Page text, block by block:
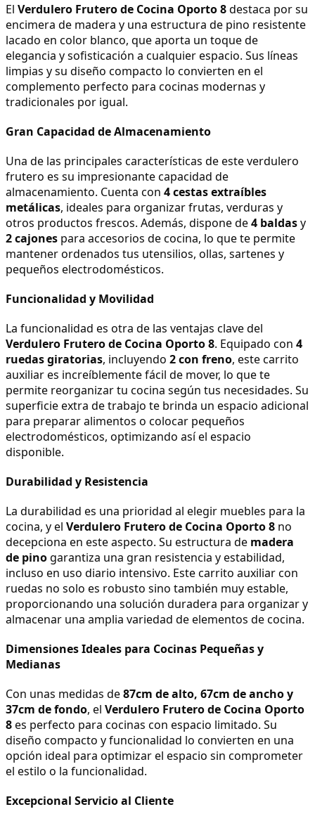
El Verdulero Frutero de Cocina Oporto 8 destaca por su
encimera de madera y una estructura de pino resistente
lacado en color blanco, que aporta un toque de
elegancia y sofisticación a cualquier espacio. Sus líneas
limpias y su diseño compacto lo convierten en el
complemento perfecto para cocinas modernas y
tradicionales por igual.
Gran Capacidad de Almacenamiento
Una de las principales características de este verdulero
frutero es su impresionante capacidad de
almacenamiento. Cuenta con 4 cestas extraíbles
metálicas, ideales para organizar frutas, verduras y
otros productos frescos. Además, dispone de 4 baldas
2 cajones para accesorios de cocina, lo que te permite
mantener ordenados tus utensilios, ollas, sartenes y
pequeños electrodomésticos.
Funcionalidad y Movilidad
Verdulero Frutero de Cocina Oporto 8. Equipado con 4
ruedas giratorias, incluyendo 2 con freno, este carrito
auxiliar es increíblemente fácil de mover, lo que te
permite reorganizar tu cocina según tus necesidades. Su
superficie extra de trabajo te brinda un espacio adicional
para preparar alimentos o colocar pequeños
electrodomésticos, optimizando así el espacio
disponible.
Durabilidad y Resistencia
La durabilidad es una prioridad al elegir muebles para la
cocina, y el Verdulero Frutero de Cocina Oporto 8 no
decepciona en este aspecto. Su estructura de madera
de pino garantiza una gran resistencia y estabilidad,
incluso en uso diario intensivo. Este carrito auxiliar con
ruedas no solo es robusto sino también muy estable,
proporcionando una solución duradera para organizar y
almacenar una amplia variedad de elementos de cocina.
Dimensiones Ideales para Cocinas Pequeñas y
Medianas
Con unas medidas de 87cm de alto, 67cm de ancho y
37cm de fondo, el Verdulero Frutero de Cocina Oporto
8 es perfecto para cocinas con espacio limitado. Su
diseño compacto y funcionalidad lo convierten en una
opción ideal para optimizar el espacio sin comprometer
el estilo o la funcionalidad.
Excepcional Servicio al Cliente